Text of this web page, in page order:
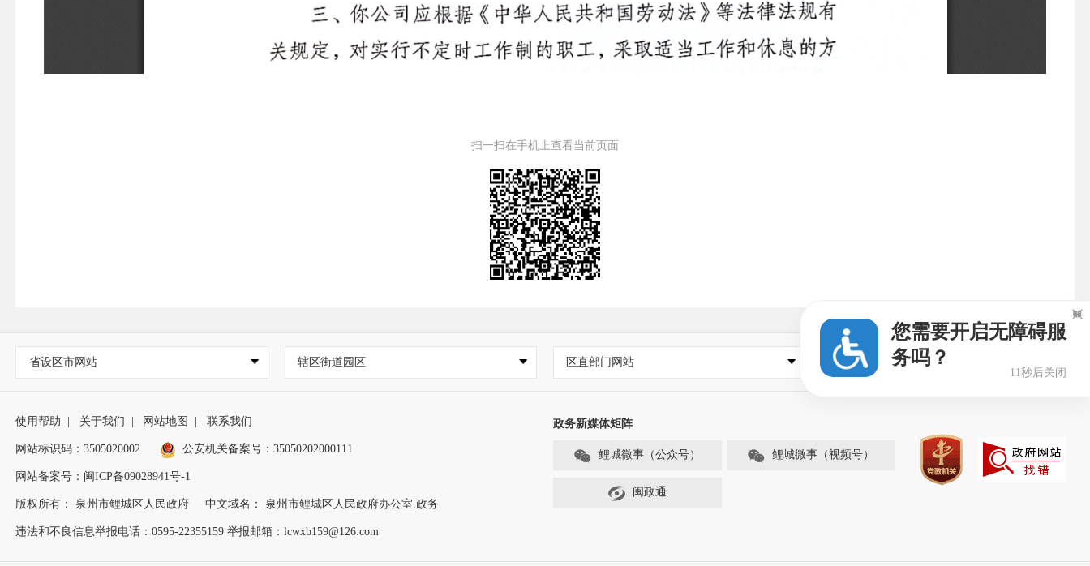
扫一扫在手机上查看当前页面
省设区市网站 辖区街道园区 区直部门网站 县市区政府
使用帮助 关于我们 网站地图 联系我们
网站标识码：3505020002 公安机关备案号：35050202000111
网站备案号：闽ICP备09028941号-1
版权所有： 泉州市鲤城区人民政府 中文域名： 泉州市鲤城区人民政府办公室.政务
违法和不良信息举报电话：0595-22355159 举报邮箱：lcwxb159@126.com
政务新媒体矩阵
鲤城微事（公众号） 鲤城微事（视频号）
闽政通
您需要开启无障碍服
务吗？
10秒后关闭
